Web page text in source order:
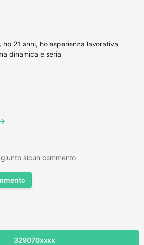
21 anni, ho esperienza lavorativa
dinamica e seria
alcun commento
329070xxxx